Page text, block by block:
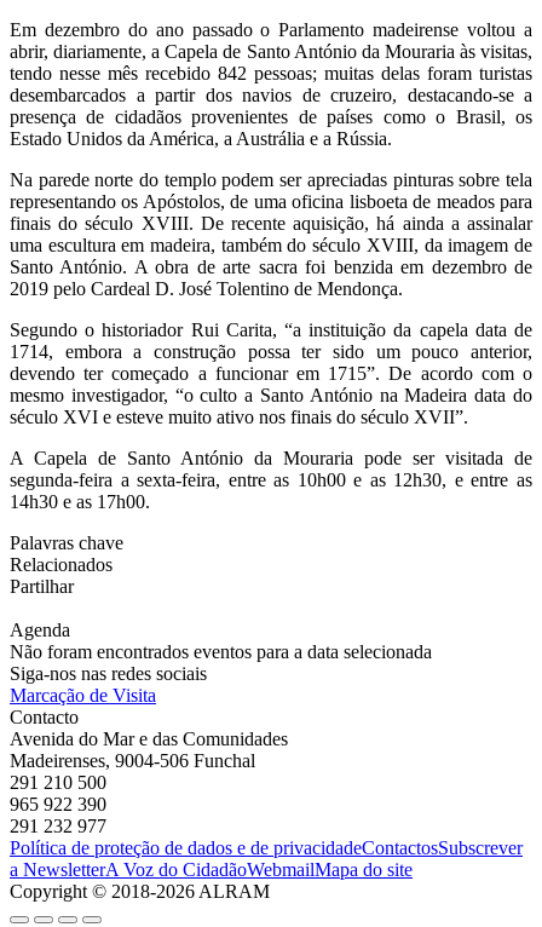
Em dezembro do ano passado o Parlamento madeirense voltou a
abrir, diariamente, a Capela de Santo António da Mouraria às visitas,
tendo nesse mês recebido 842 pessoas; muitas delas foram turistas
desembarcados a partir dos navios de cruzeiro, destacando-se a
presença de cidadãos provenientes de países como o Brasil, os
Estado Unidos da América, a Austrália e a Rússia.
Na parede norte do templo podem ser apreciadas pinturas sobre tela
representando os Apóstolos, de uma oficina lisboeta de meados para
finais do século XVIII. De recente aquisição, há ainda a assinalar
uma escultura em madeira, também do século XVIII, da imagem de
Santo António. A obra de arte sacra foi benzida em dezembro de
2019 pelo Cardeal D. José Tolentino de Mendonça.
Segundo o historiador Rui Carita, “a instituição da capela data de
1714, embora a construção possa ter sido um pouco anterior,
devendo ter começado a funcionar em 1715”. De acordo com o
mesmo investigador, “o culto a Santo António na Madeira data do
século XVI e esteve muito ativo nos finais do século XVII”.
A Capela de Santo António da Mouraria pode ser visitada de
segunda-feira a sexta-feira, entre as 10h00 e as 12h30, e entre as
14h30 e as 17h00.
Palavras chave
Relacionados
Partilhar
Agenda
Não foram encontrados eventos para a data selecionada
Siga-nos nas redes sociais
Marcação de Visita
Contacto
Avenida do Mar e das Comunidades
Madeirenses, 9004-506 Funchal
291 210 500
965 922 390
291 232 977
Política de proteção de dados e de privacidadeContactosSubscrever
a NewsletterA Voz do CidadãoWebmailMapa do site
Copyright © 2018-2026 ALRAM